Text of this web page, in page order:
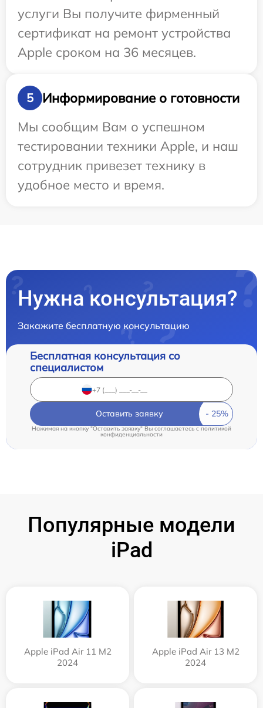
услуги Вы получите фирменный
сертификат на ремонт устройства
Apple сроком на 36 месяцев.
5
Информирование о готовности
Мы сообщим Вам о успешном
тестировании техники Apple, и наш
сотрудник привезет технику в
удобное место и время.
Нужна консультация?
Закажите бесплатную консультацию
Бесплатная консультация со
специалистом
Оставить заявку
Нажимая на кнопку "Оставить заявку" Вы соглашаетесь c политикой
конфиденциальности
Популярные модели
iPad
Apple iPad Air 11 M2
2024
Apple iPad Air 13 M2
2024